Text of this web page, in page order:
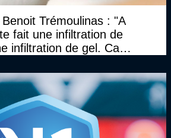
Trémoulinas : "A
fait une infiltration de
infiltration de gel. Ca